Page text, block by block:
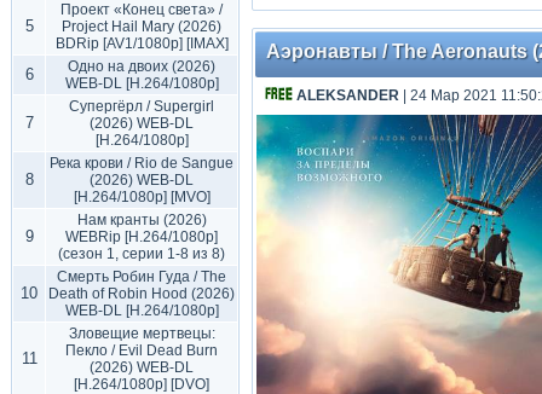
5
Проект «Конец света» /
Project Hail Mary (2026)
BDRip [AV1/1080p] [IMAX]
6
Одно на двоих (2026)
WEB-DL [H.264/1080p]
7
Супергёрл / Supergirl
(2026) WEB-DL
[H.264/1080p]
8
Река крови / Rio de Sangue
(2026) WEB-DL
[H.264/1080p] [MVO]
9
Нам кранты (2026)
WEBRip [H.264/1080p]
(сезон 1, серии 1-8 из 8)
10
Смерть Робин Гуда / The
Death of Robin Hood (2026)
WEB-DL [H.264/1080p]
11
Зловещие мертвецы:
Пекло / Evil Dead Burn
(2026) WEB-DL
[H.264/1080p] [DVO]
Аэронавты / The Aeronauts
ALEKSANDER | 24 Мар 2021